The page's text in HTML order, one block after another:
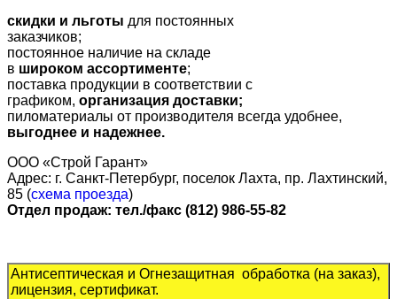
скидки и льготы для постоянных
заказчиков;
постоянное наличие на складе
в широком ассортименте;
поставка продукции в соответствии с
графиком, организация доставки;
пиломатериалы от производителя всегда удобнее,
выгоднее и надежнее.
ООО «Строй Гарант»
Адрес: г. Санкт-Петербург, поселок Лахта, пр. Лахтинский,
85 (схема проезда)
Отдел продаж: тел./факс (812) 986-55-82
Антисептическая и Огнезащитная обработка (на заказ),
лицензия, сертификат.